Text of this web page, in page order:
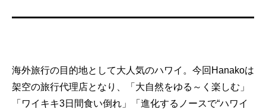
海外旅行の目的地として大人気のハワイ。今回Hanakoは
架空の旅行代理店となり、「大自然をゆる～く楽しむ」
「ワイキキ3日間食い倒れ」「進化するノースで“ハワイ